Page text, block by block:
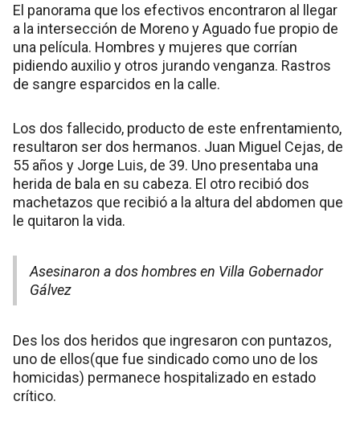
El panorama que los efectivos encontraron al llegar
a la intersección de Moreno y Aguado fue propio de
una película. Hombres y mujeres que corrían
pidiendo auxilio y otros jurando venganza. Rastros
de sangre esparcidos en la calle.
Los dos fallecido, producto de este enfrentamiento,
resultaron ser dos hermanos. Juan Miguel Cejas, de
55 años y Jorge Luis, de 39. Uno presentaba una
herida de bala en su cabeza. El otro recibió dos
machetazos que recibió a la altura del abdomen que
le quitaron la vida.
Asesinaron a dos hombres en Villa Gobernador
Gálvez
Des los dos heridos que ingresaron con puntazos,
uno de ellos(que fue sindicado como uno de los
homicidas) permanece hospitalizado en estado
crítico.